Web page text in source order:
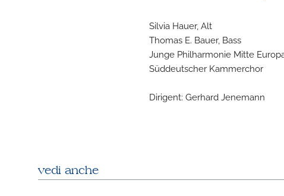
Silvia Hauer, Alt
Thomas E. Bauer, Bass
Junge Philharmonie Mitte
Süddeutscher Kammerchor
Dirigent: Gerhard Jenemann
vedi anche